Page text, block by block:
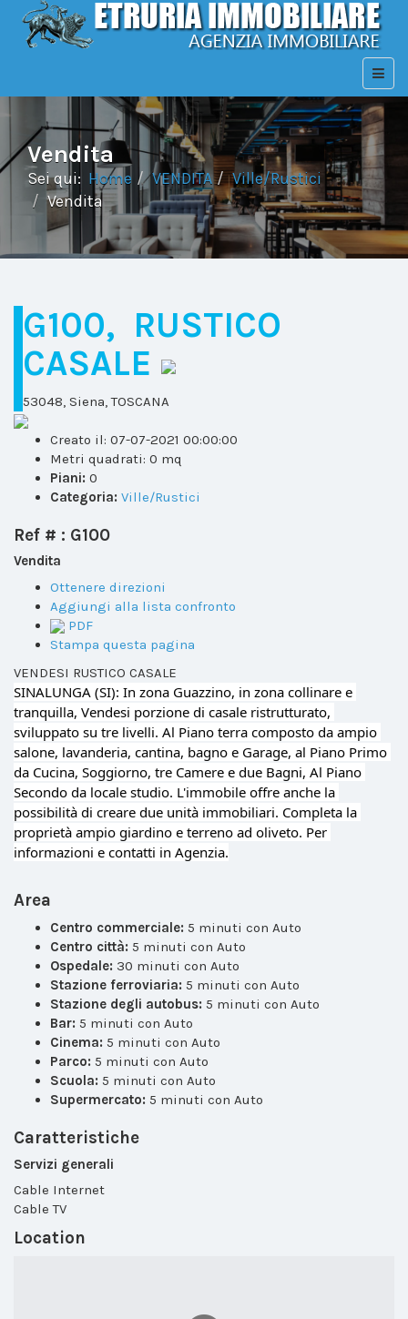
Vendita
Sei qui: Home VENDITA
Ville/Rustici
Vendita
G100, RUSTICO
CASALE
53048, Siena, TOSCANA
Creato il: 07-07-2021 00:00:00
Metri quadrati: 0 mq
Piani: 0
Categoria: Ville/Rustici
Ref # : G100
Vendita
Ottenere direzioni
Aggiungi alla lista confronto
PDF
Stampa questa pagina
VENDESI RUSTICO CASALE
SINALUNGA (SI): In zona Guazzino, in zona collinare e
tranquilla, Vendesi porzione di casale ristrutturato,
sviluppato su tre livelli. Al Piano terra composto da ampio
salone, lavanderia, cantina, bagno e Garage, al Piano Primo
da Cucina, Soggiorno, tre Camere e due Bagni, Al Piano
Secondo da locale studio. L'immobile offre anche la
possibilità di creare due unità immobiliari. Completa la
proprietà ampio giardino e terreno ad oliveto. Per
informazioni e contatti in Agenzia.
Area
Centro commerciale: 5 minuti con Auto
Centro città: 5 minuti con Auto
Ospedale: 30 minuti con Auto
Stazione ferroviaria: 5 minuti con Auto
Stazione degli autobus: 5 minuti con Auto
Bar: 5 minuti con Auto
Cinema: 5 minuti con Auto
Parco: 5 minuti con Auto
Scuola: 5 minuti con Auto
Supermercato: 5 minuti con Auto
Caratteristiche
Servizi generali
Cable Internet
Cable TV
Location